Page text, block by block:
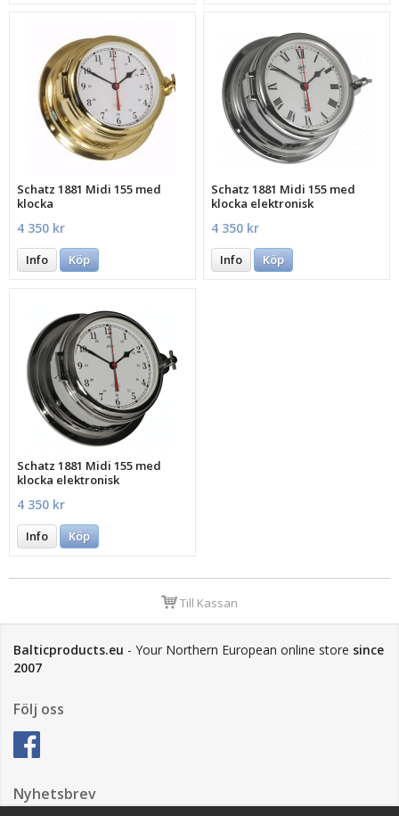
Schatz 1881 Midi 155 med
klocka
4 350 kr
Info Köp
Schatz 1881 Midi 155 med
klocka elektronisk
4 350 kr
Info Köp
Schatz 1881 Midi 155 med
klocka elektronisk
4 350 kr
Info Köp
Till Kassan
Balticproducts.eu - Your Northern European online store since
2007
Följ oss
Nyhetsbrev